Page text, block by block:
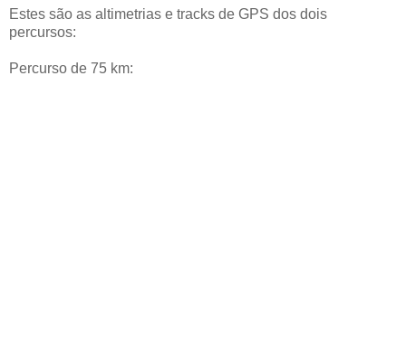
Estes são as altimetrias e tracks de GPS dos dois
percursos:
Percurso de 75 km: